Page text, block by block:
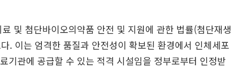
및 첨단바이오의약품 안전 및 지원에 관한 법률(첨단재생
. 이는 엄격한 품질과 안전성이 확보된 환경에서 인체세포
기관에 공급할 수 있는 적격 시설임을 정부로부터 인정받